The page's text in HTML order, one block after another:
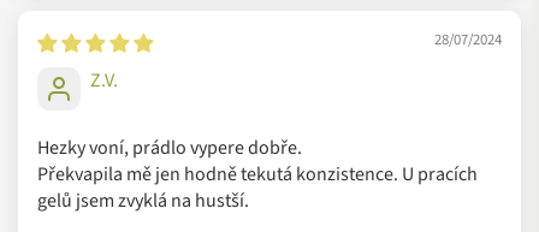
28/07/2024
Z.V.
Hezky voní, prádlo vypere dobře.
Překvapila mě jen hodně tekutá konzistence. U pracích
gelů jsem zvyklá na hustší.